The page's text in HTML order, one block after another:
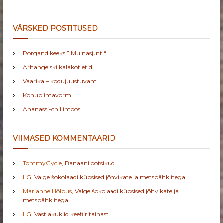
VÄRSKED POSTITUSED
Porgandikeeks ” Muinasjutt “
Arhangelski kalakotletid
Vaarika – kodujuustuvaht
Kohupiimavorm
Ananassi-chillimoos
VIIMASED KOMMENTAARID
TommyGycle Banaanilootsikud
LG ,Valge šokolaadi küpsised jõhvikate ja metspähklitega
Marianne Hölpus ,Valge šokolaadi küpsised jõhvikate ja
metspähklitega
LG ,Vastlakuklid keefiiritainast